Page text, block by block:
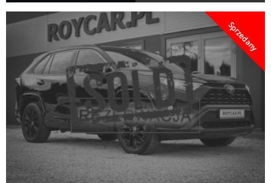
Sprzedany